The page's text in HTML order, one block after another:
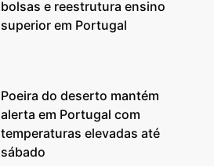
bolsas e reestrutura ensino
superior em Portugal
Poeira do deserto mantém
alerta em Portugal com
temperaturas elevadas até
sábado